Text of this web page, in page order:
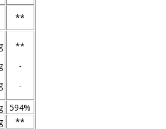
**
**
-
-
594%
**